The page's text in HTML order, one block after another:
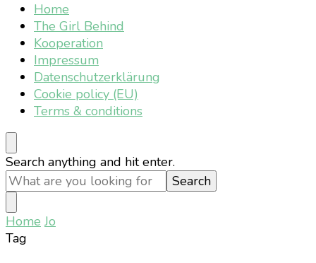
Home
The Girl Behind
Kooperation
Impressum
Datenschutzerklärung
Cookie policy (EU)
Terms & conditions
Looking
for
Something?
Search anything and hit enter.
Home Jo
Tag